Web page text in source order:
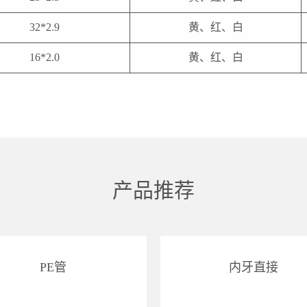
32*2.9 黄、红、白
16*2.0 黄、红、白
产品推荐
PE管 内牙直接